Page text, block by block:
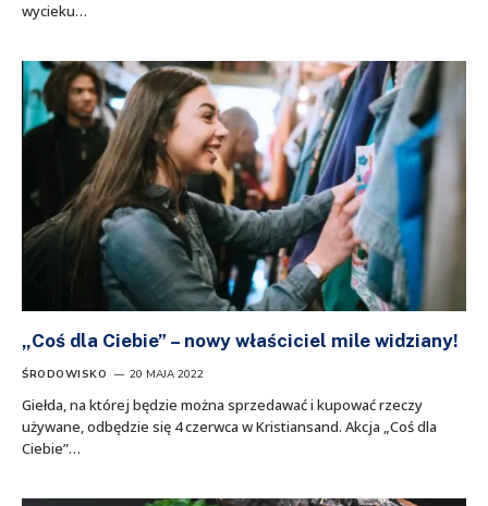
wycieku…
„Coś dla Ciebie” – nowy właściciel mile widziany!
ŚRODOWISKO 20 MAJA 2022
Giełda, na której będzie można sprzedawać i kupować rzeczy
używane, odbędzie się 4 czerwca w Kristiansand. Akcja „Coś dla
Ciebie”…